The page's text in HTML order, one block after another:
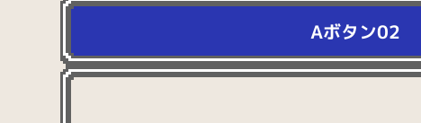
Aボタン02